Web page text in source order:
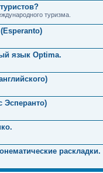
туризма.
язык Optima.
Эсперанто)
раскладки.